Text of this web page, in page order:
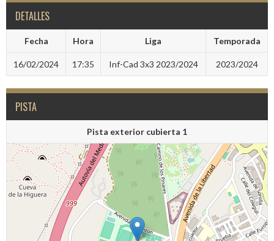
DETALLES
Fecha Hora Liga Temporada
16/02/2024 17:35 Inf-Cad 3x3 2023/2024 2023/2024
PISTA
Pista exterior cubierta 1